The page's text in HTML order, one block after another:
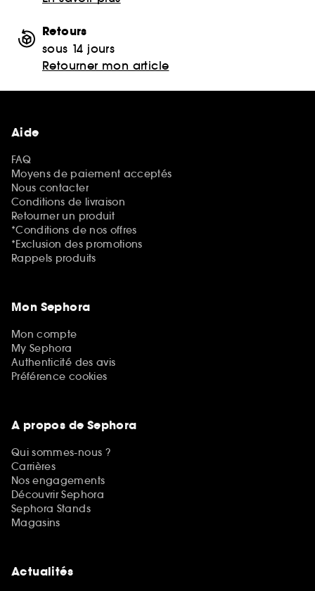
Retours
sous 14 jours
Retourner mon article
Aide
FAQ
Moyens de paiement acceptés
Nous contacter
Conditions de livraison
Retourner un produit
*Conditions de nos offres
*Exclusion des promotions
Rappels produits
Mon Sephora
Mon compte
My Sephora
Authenticité des avis
Préférence cookies
A propos de Sephora
Qui sommes-nous ?
Carrières
Nos engagements
Découvrir Sephora
Sephora Stands
Magasins
Actualités